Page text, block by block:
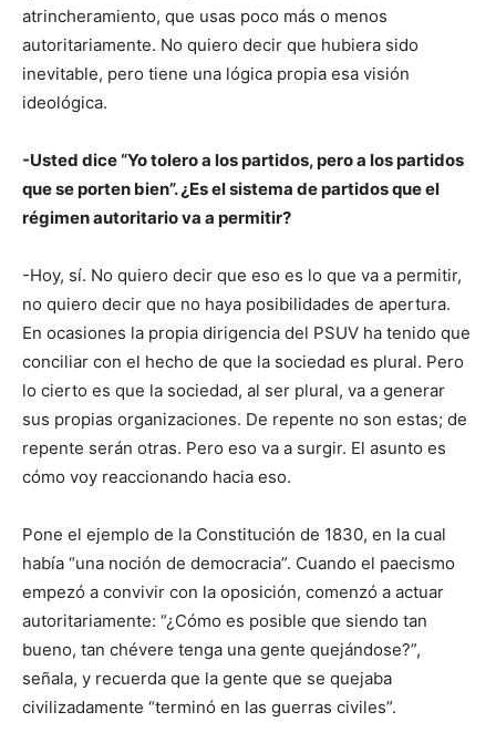
atrincheramiento, que usas poco más o menos
autoritariamente. No quiero decir que hubiera sido
inevitable, pero tiene una lógica propia esa visión
ideológica.
-Usted dice “Yo tolero a los partidos, pero a los partidos
que se porten bien”. ¿Es el sistema de partidos que el
régimen autoritario va a permitir?
-Hoy, sí. No quiero decir que eso es lo que va a permitir,
no quiero decir que no haya posibilidades de apertura.
En ocasiones la propia dirigencia del PSUV ha tenido que
conciliar con el hecho de que la sociedad es plural. Pero
lo cierto es que la sociedad, al ser plural, va a generar
sus propias organizaciones. De repente no son estas; de
repente serán otras. Pero eso va a surgir. El asunto es
cómo voy reaccionando hacia eso.
Pone el ejemplo de la Constitución de 1830, en la cual
había “una noción de democracia”. Cuando el paecismo
empezó a convivir con la oposición, comenzó a actuar
autoritariamente: “¿Cómo es posible que siendo tan
bueno, tan chévere tenga una gente quejándose?”,
señala, y recuerda que la gente que se quejaba
civilizadamente “terminó en las guerras civiles”.